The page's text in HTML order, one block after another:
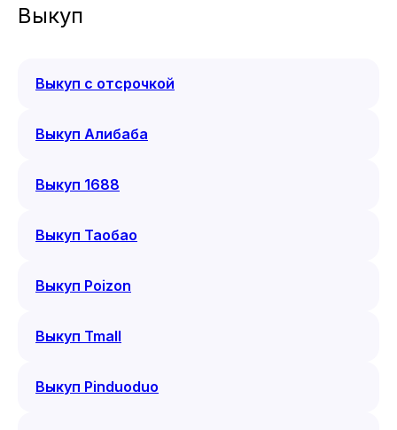
Выкуп
Выкуп с отсрочкой
Выкуп Алибаба
Выкуп 1688
Выкуп Таобао
Выкуп Poizon
Выкуп Tmall
Выкуп Pinduoduo